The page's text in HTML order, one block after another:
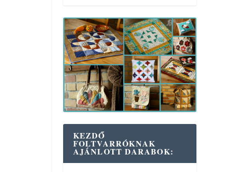
KEZDŐ
FOLTVARRÓKNAK
AJÁNLOTT DARABOK: